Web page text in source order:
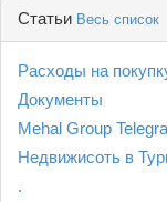
Статьи Весь список
Расходы на
Документы
Mehal Group
Недвижисоть в
.